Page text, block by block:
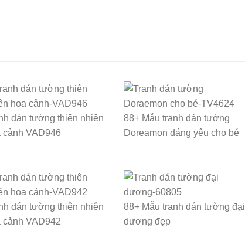
dán tường thiên nhiên
cảnh VAD946
88+ Mẫu tranh dán tường
Doreamon đáng yêu cho bé
dán tường thiên nhiên
cảnh VAD942
88+ Mẫu tranh dán tường đại
dương đẹp